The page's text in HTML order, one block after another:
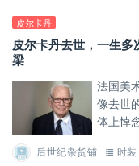
皮尔卡丹
皮尔卡丹去世，一生
梁
法国美
像去世
体上悼
后世纪杂货铺 时装